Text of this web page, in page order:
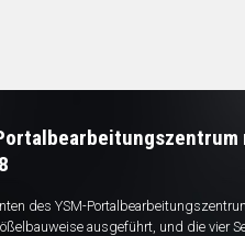
des YSM-
ausgeführt, und die vier